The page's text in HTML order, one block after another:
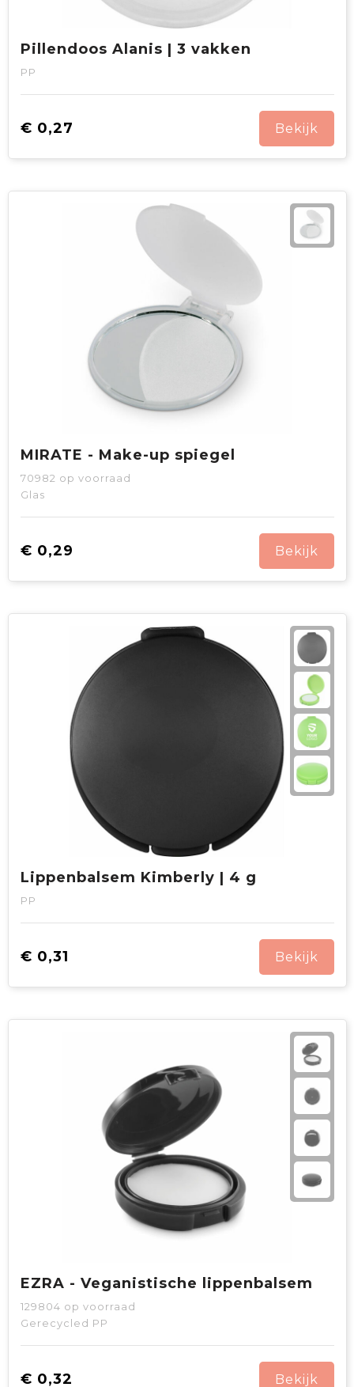
Pillendoos Alanis | 3 vakken
PP
€ 0,27 Bekijk
MIRATE - Make-up spiegel
70982 op voorraad
Glas
€ 0,29 Bekijk
Lippenbalsem Kimberly | 4 g
PP
€ 0,31 Bekijk
EZRA - Veganistische lippenbalsem
129804 op voorraad
Gerecycled PP
€ 0,32 Bekijk